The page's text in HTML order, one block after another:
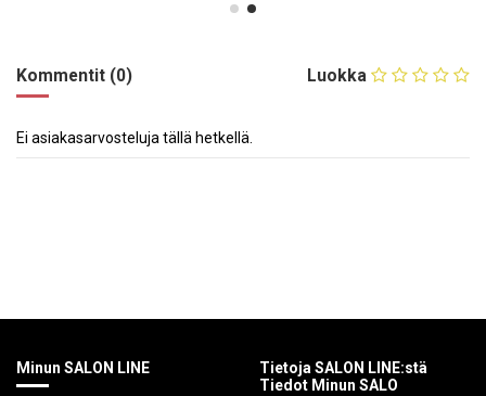
Luokka
Kommentit (0)
Ei asiakasarvosteluja tällä hetkellä.
Minun SALON LINE
Tietoja SALON LINE:stä
Tiedot Minun SALO